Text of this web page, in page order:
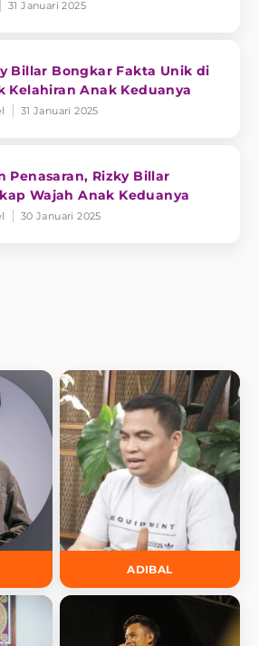
31 Januari 2025
Billar Bongkar Fakta Unik di
Kelahiran Anak Keduanya
31 Januari 2025
Penasaran, Rizky Billar
Wajah Anak Keduanya
30 Januari 2025
ADIBAL